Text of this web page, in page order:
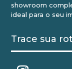
showroom
ideal para o seu
Trace sua